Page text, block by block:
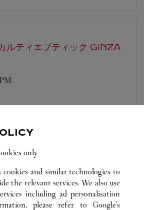
ルティエブティック GINZA
バサダーが承ります。なお、お
取置きは承っておりません。
only
cookies and similar technologies to
the relevant services. We also use
including ad personalisation
please refer to Google's